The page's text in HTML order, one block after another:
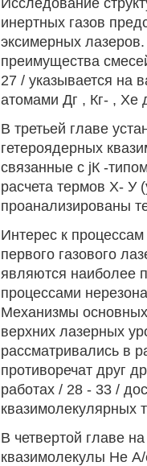
Исследование
инертных газов
эксимерных
преимущества
27 / указывается на
атомами Дг , Кг- , Хе
В третьей главе
гетероядерных
связанные с jК -
расчета термов Х- У
проанализированы
Интерес к
первого газового
являются наиболее
процессами
Механизмы
верхних лазерных
рассматривались в
противоречат друг
работах / 28 - 33 /
квазимолекулярных
В четвертой главе
квазимолекулы Не